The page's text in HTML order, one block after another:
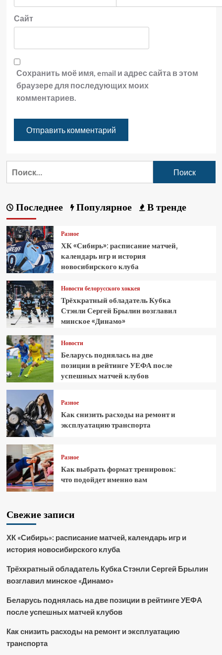
Сайт
Сохранить моё имя, email и адрес сайта в этом
браузере для последующих моих
комментариев.
Последнее Популярное В тренде
Разное
ХК «Сибирь»: расписание матчей,
календарь игр и история
новосибирского клуба
Новости белорусского хоккея
Трёхкратный обладатель Кубка
Стэнли Сергей Брылин возглавил
минское «Динамо»
Новости
Беларусь поднялась на две
позиции в рейтинге УЕФА после
успешных матчей клубов
Разное
Как снизить расходы на ремонт и
эксплуатацию транспорта
Разное
Как выбрать формат тренировок:
что подойдет именно вам
Свежие записи
ХК «Сибирь»: расписание матчей, календарь игр и
история новосибирского клуба
Трёхкратный обладатель Кубка Стэнли Сергей Брылин
возглавил минское «Динамо»
Беларусь поднялась на две позиции в рейтинге УЕФА
после успешных матчей клубов
Как снизить расходы на ремонт и эксплуатацию
транспорта